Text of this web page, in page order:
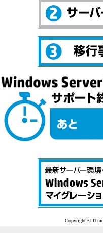
Copyright ©